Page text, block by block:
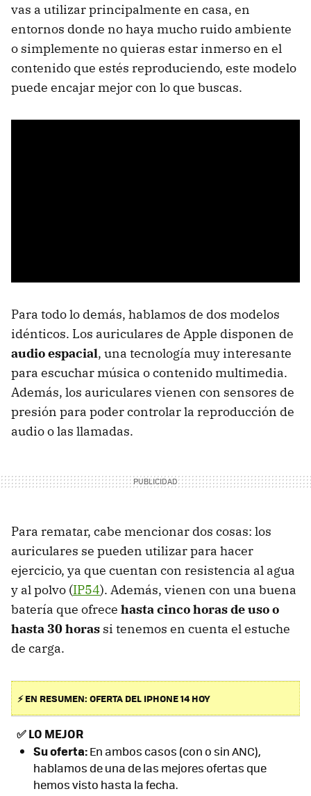
vas a utilizar principalmente en casa, en
entornos donde no haya mucho ruido ambiente
o simplemente no quieras estar inmerso en el
contenido que estés reproduciendo, este modelo
puede encajar mejor con lo que buscas.
Para todo lo demás, hablamos de dos modelos
idénticos. Los auriculares de Apple disponen de
audio espacial, una tecnología muy interesante
para escuchar música o contenido multimedia.
Además, los auriculares vienen con sensores de
presión para poder controlar la reproducción de
audio o las llamadas.
Para rematar, cabe mencionar dos cosas: los
auriculares se pueden utilizar para hacer
ejercicio, ya que cuentan con resistencia al agua
y al polvo (IP54). Además, vienen con una buena
batería que ofrece hasta cinco horas de uso o
hasta 30 horas si tenemos en cuenta el estuche
de carga.
⚡ EN RESUMEN: OFERTA DEL IPHONE 14 HOY
✅LO MEJOR
Su oferta:En ambos casos (con o sin ANC),
hablamos de una de las mejores ofertas que
hemos visto hasta la fecha.